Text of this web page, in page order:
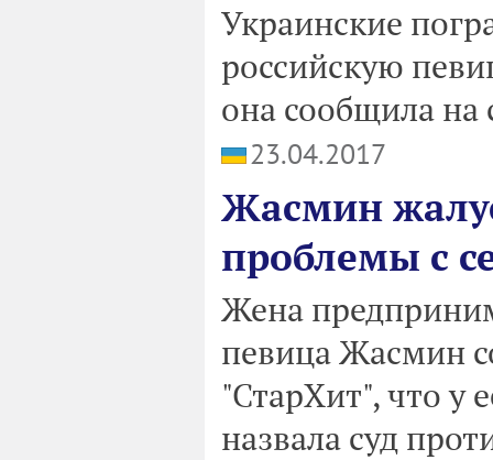
Украинские
российскую
она сообщила на
23.04.2017
Жасмин
проблемы с
Жена
певица Жасмин
"СтарХит", что у
назвала суд